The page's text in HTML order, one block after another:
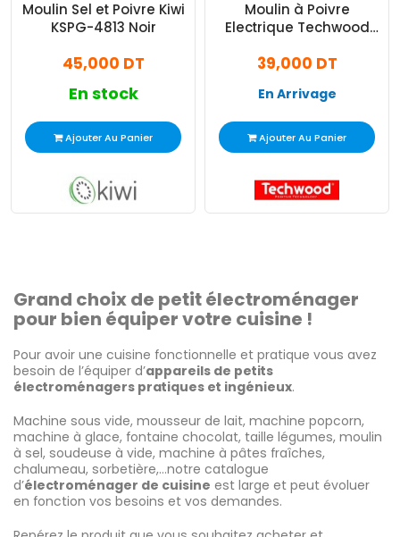
Moulin Sel et Poivre Kiwi
KSPG-4813 Noir
45,000 DT
En stock
Ajouter Au Panier
Moulin à Poivre
Electrique Techwood
39,000 DT
En Arrivage
Ajouter Au Panier
Grand choix de petit électroménager
pour bien équiper votre cuisine !
Pour avoir une cuisine fonctionnelle et pratique vous avez
besoin de l’équiper d’appareils de petits
électroménagers pratiques et ingénieux.
Machine sous vide, mousseur de lait, machine popcorn,
machine à glace, fontaine chocolat, taille légumes, moulin
à sel, soudeuse à vide, machine à pâtes fraîches,
chalumeau, sorbetière,…notre catalogue
d’électroménager de cuisine est large et peut évoluer
en fonction vos besoins et vos demandes.